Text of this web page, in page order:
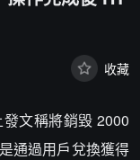
收藏
文稱將銷毀 2000
通過用戶兌換獲得